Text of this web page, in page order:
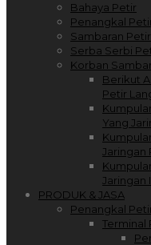
Bahaya Petir
Penangkal
Sambaran Petir
Serba Serbi
Korban
Berikut
Petir
Yang
Jaringan
Jaringan
PRODUK & JASA
Penangkal
Terminal